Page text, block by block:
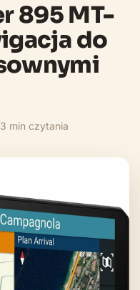
895 MT-
do
3 min czytania